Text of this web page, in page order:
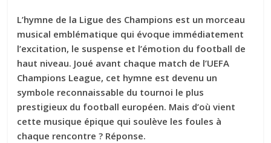
L’hymne de la Ligue des Champions est un morceau
musical emblématique qui évoque immédiatement
l’excitation, le suspense et l’émotion du football de
haut niveau. Joué avant chaque match de l’UEFA
Champions League, cet hymne est devenu un
symbole reconnaissable du tournoi le plus
prestigieux du football européen. Mais d’où vient
cette musique épique qui soulève les foules à
chaque rencontre ? Réponse.